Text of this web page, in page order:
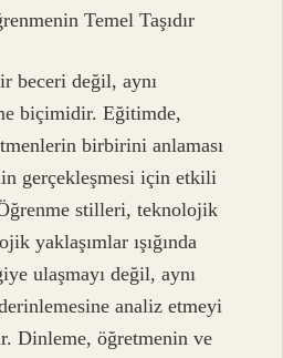
Temel Taşıdır
beceri değil, aynı
biçimidir. Eğitimde,
birbirini anlaması
gerçekleşmesi için etkili
stilleri, teknolojik
yaklaşımlar ışığında
ulaşmayı değil, aynı
analiz etmeyi
Dinleme, öğretmenin ve